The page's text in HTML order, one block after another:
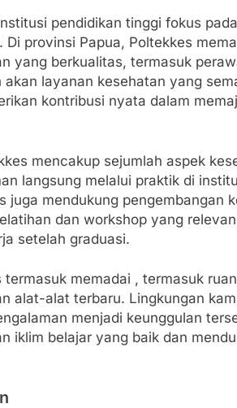
pendidikan tinggi fokus
provinsi Papua, Poltekkes
yang berkualitas, termasuk
layanan kesehatan yang
kontribusi nyata dalam
mencakup sejumlah aspek
langsung melalui praktik di
juga mendukung pengembangan
dan workshop yang
setelah graduasi.
memadai , termasuk
alat-alat terbaru. Lingkungan
menjadi keunggulan
iklim belajar yang baik dan